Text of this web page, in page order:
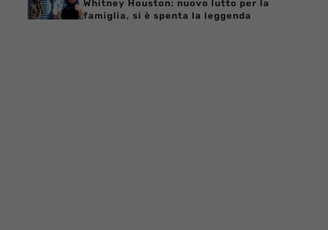
Whitney Houston: nuovo lutto per la
famiglia, si è spenta la leggenda